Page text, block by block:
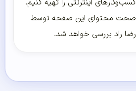
کسب‌و‌کارهای اینترنتی را تهیه کنیم.
صحت محتوای این صفحه توسط
رضا راد بررسی خواهد شد.